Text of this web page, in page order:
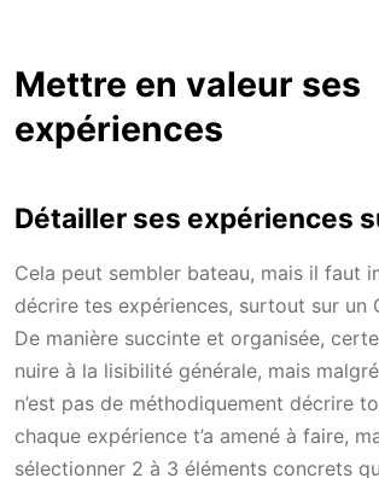
Mettre en valeur ses
expériences
Détailler ses expériences
Cela peut sembler bateau, mais il faut
décrire tes expériences, surtout sur un
De manière succinte et organisée,
nuire à la lisibilité générale, mais
n’est pas de méthodiquement décrire
chaque expérience t’a amené à faire,
sélectionner 2 à 3 éléments concrets